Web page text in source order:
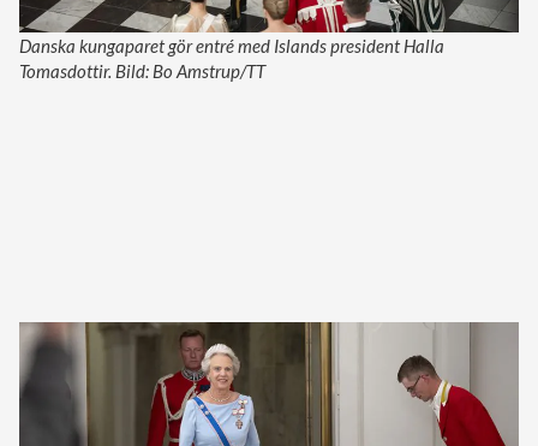
Danska kungaparet gör entré med Islands president Halla
Tomasdottir. Bild: Bo Amstrup/TT